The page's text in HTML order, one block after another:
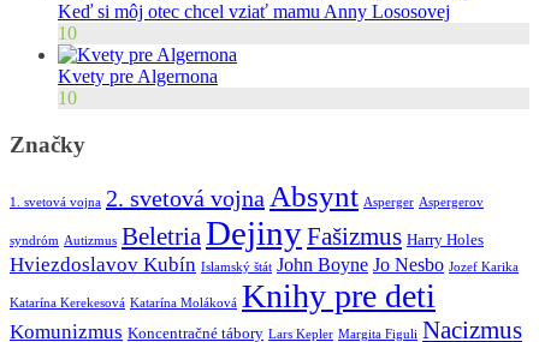
Keď si môj otec chcel vziať mamu Anny Lososovej
10
Kvety pre Algernona
10
Značky
1. svetová vojna 2. svetová vojnaAbsynt Asperger Aspergerov
syndróm Autizmus BeletriaDejinyFašizmus Harry Holes
Hviezdoslavov Kubín Islamský štát John Boyne Jo Nesbo Jozef Karika
Katarína Kerekesová Katarína Moláková Knihy pre deti
Komunizmus Koncentračné tábory Lars Kepler Margita Figuli Nacizmus